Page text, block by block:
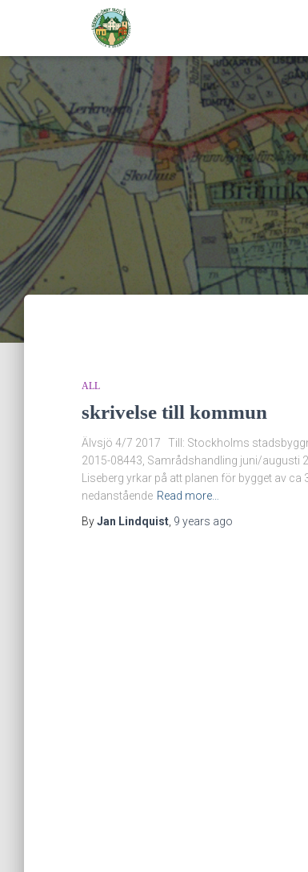
ALL
skrivelse till kommun
Älvsjö 4/7 2017 Till: Stockholms
2015-08443, Samrådshandling juni/augusti
Liseberg yrkar på att planen för bygget av
nedanstående Read more…
ByJan Lindquist 9 years ago